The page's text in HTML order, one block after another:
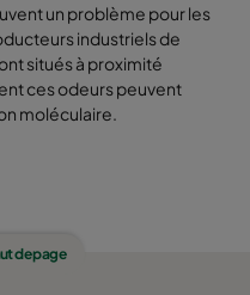
un problème pour les
industriels de
situés à proximité
ces odeurs peuvent
moléculaire.
de page